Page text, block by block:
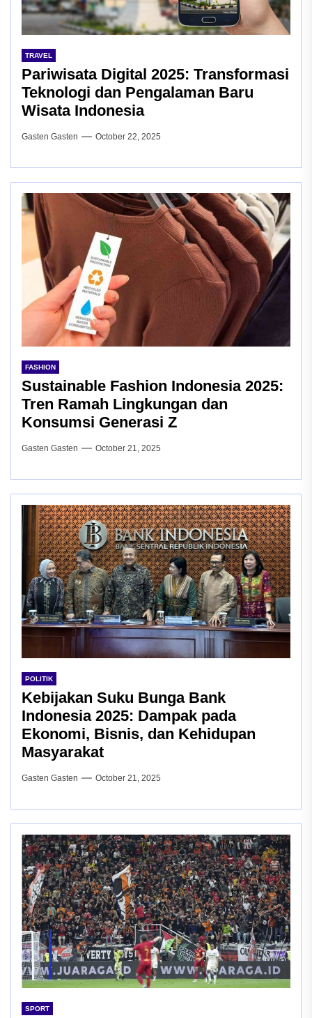
TRAVEL
Pariwisata Digital 2025: Transformasi
Teknologi dan Pengalaman Baru
Wisata Indonesia
Gasten Gasten October 22, 2025
FASHION
Sustainable Fashion Indonesia 2025:
Tren Ramah Lingkungan dan
Konsumsi Generasi Z
Gasten Gasten October 21, 2025
POLITIK
Kebijakan Suku Bunga Bank
Indonesia 2025: Dampak pada
Ekonomi, Bisnis, dan Kehidupan
Masyarakat
Gasten Gasten October 21, 2025
SPORT